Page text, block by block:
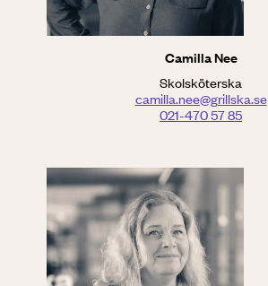
Camilla Nee
Skolsköterska
camilla.nee@grillska.se
021-470 57 85